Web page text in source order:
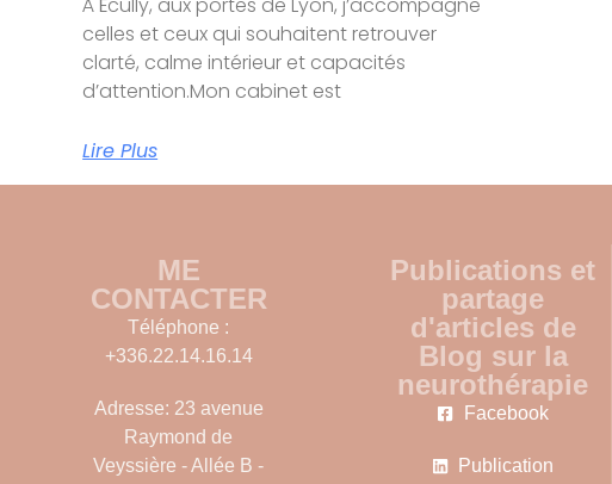
celles et ceux qui souhaitent retrouver
clarté, calme intérieur et capacités
d’attention.Mon cabinet est
Lire Plus
ME
CONTACTER
Téléphone :
+336.22.14.16.14
Adresse: 23 avenue
Raymond de
Veyssière - Allée B -
Publications et
partage
d'articles de
Blog sur la
neurothérapie
Facebook
Publication